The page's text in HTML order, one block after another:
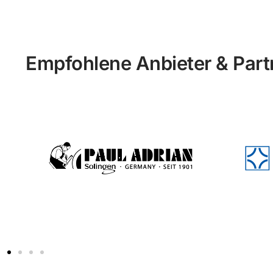
Empfohlene Anbieter &